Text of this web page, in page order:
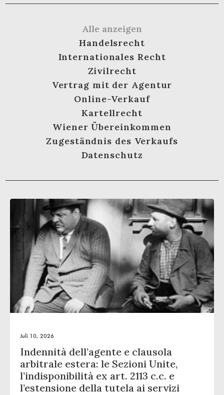
Alle anzeigen
Handelsrecht
Internationales Recht
Zivilrecht
Vertrag mit der Agentur
Online-Verkauf
Kartellrecht
Wiener Übereinkommen
Zugeständnis des Verkaufs
Datenschutz
Juli 10, 2026
Indennità dell’agente e clausola
arbitrale estera: le Sezioni Unite,
l’indisponibilità ex art. 2113 c.c. e
l’estensione della tutela ai servizi